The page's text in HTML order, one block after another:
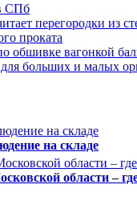
СПб
перегородки из
проката
обшивке вагонкой
больших и малых
на складе
области –